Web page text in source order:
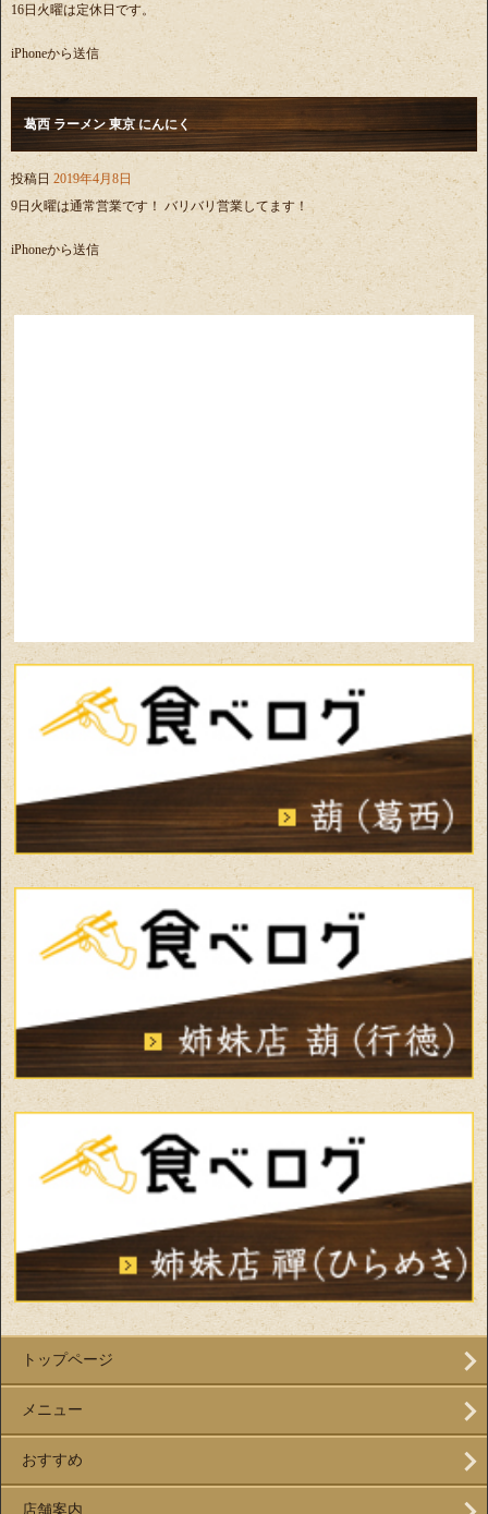
16日火曜は定休日です。
iPhoneから送信
葛西 ラーメン 東京 にんにく
投稿日 2019年4月8日
9日火曜は通常営業です！ バリバリ営業してます！
iPhoneから送信
トップページ
メニュー
おすすめ
店舗案内